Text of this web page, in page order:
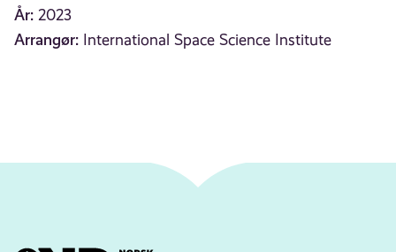
År: 2023
Arrangør: International Space Science Institute